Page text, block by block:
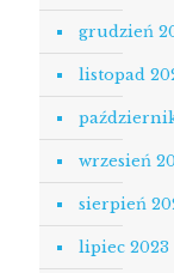
grudzień
listopad
wrzesień
sierpień
lipiec 2023